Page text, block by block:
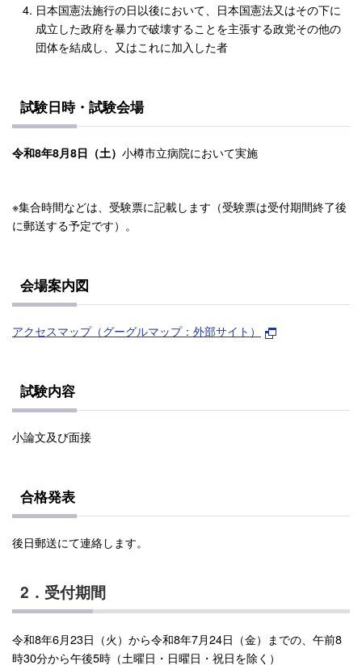
日本国憲法施行の日以後において、日本国憲法又はその下に
成立した政府を暴力で破壊することを主張する政党その他の
団体を結成し、又はこれに加入した者
試験日時・試験会場
令和8年8月8日（土） 小樽市立病院において実施
※集合時間などは、受験票に記載します（受験票は受付期間終了後
に郵送する予定です）。
会場案内図
アクセスマップ（グーグルマップ：外部サイト）
試験内容
小論文及び面接
合格発表
後日郵送にて連絡します。
2．受付期間
令和8年6月23日（火）から令和8年7月24日（金）までの、午前8
時30分から午後5時（土曜日・日曜日・祝日を除く）